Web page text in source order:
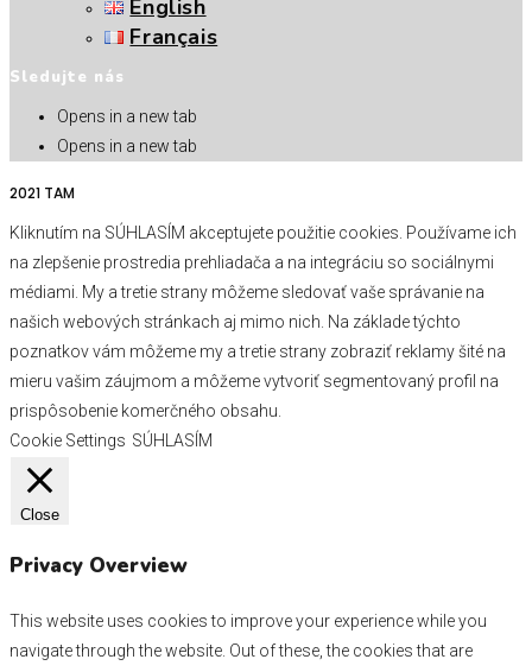
English
Français
Sledujte nás
Opens in a new tab
Opens in a new tab
2021 TAM
Kliknutím na SÚHLASÍM akceptujete použitie cookies. Používame ich
na zlepšenie prostredia prehliadača a na integráciu so sociálnymi
médiami. My a tretie strany môžeme sledovať vaše správanie na
našich webových stránkach aj mimo nich. Na základe týchto
poznatkov vám môžeme my a tretie strany zobraziť reklamy šité na
mieru vašim záujmom a môžeme vytvoriť segmentovaný profil na
prispôsobenie komerčného obsahu.
Cookie Settings SÚHLASÍM
Close
Privacy Overview
This website uses cookies to improve your experience while you
navigate through the website. Out of these, the cookies that are